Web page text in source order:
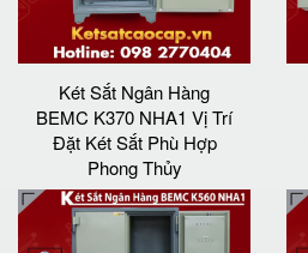
Két Sắt Ngân Hàng
BEMC K370 NHA1 Vị Trí
Đặt Két Sắt Phù Hợp
Phong Thủy